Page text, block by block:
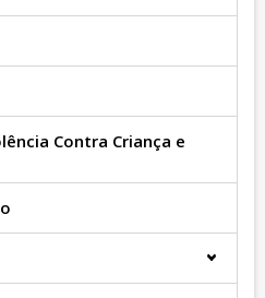
Contra Criança e